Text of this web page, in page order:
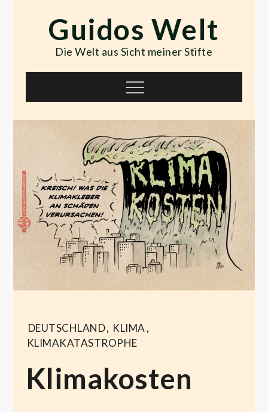
contentGuidos Welt
Die Welt aus Sicht meiner Stifte
Menu
DEUTSCHLAND, KLIMA ,
KLIMAKATASTROPHE
Klimakosten